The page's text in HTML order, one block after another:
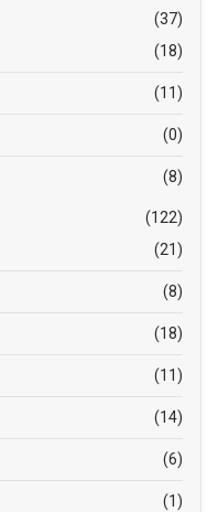
(37)
(18)
(11)
(0)
(8)
(122)
(21)
(8)
(18)
(11)
(14)
(6)
(1)